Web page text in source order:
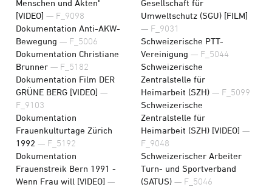
Menschen und Akten"
[VIDEO] — F_9098
Dokumentation Anti-AKW-
Bewegung — F_5006
Dokumentation Christiane
Brunner — F_5182
Dokumentation Film DER
GRÜNE BERG [VIDEO] —
F_9103
Dokumentation
Frauenkulturtage Zürich
1992 — F_5192
Dokumentation
Frauenstreik Bern 1991 -
Wenn Frau will [VIDEO] —
Gesellschaft für
Umweltschutz (SGU) [FILM]
— F_9031
Schweizerische PTT-
Vereinigung — F_5044
Schweizerische
Zentralstelle für
Heimarbeit (SZH) — F_5099
Schweizerische
Zentralstelle für
Heimarbeit (SZH) [VIDEO] —
F_9048
Schweizerischer Arbeiter
Turn- und Sportverband
(SATUS) — F_5046